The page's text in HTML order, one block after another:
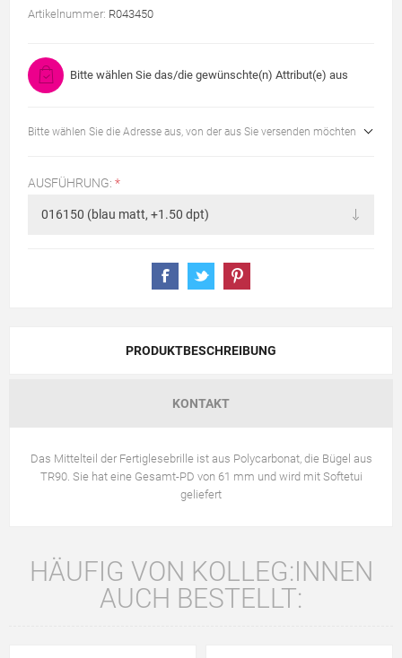
Artikelnummer: R043450
Bitte wählen Sie das/die gewünschte(n) Attribut(e) aus
Bitte wählen Sie die Adresse aus, von der aus Sie versenden möchten
AUSFÜHRUNG: *
PRODUKTBESCHREIBUNG
KONTAKT
Das Mittelteil der Fertiglesebrille ist aus Polycarbonat, die Bügel aus
TR90. Sie hat eine Gesamt-PD von 61 mm und wird mit Softetui
geliefert
HÄUFIG VON KOLLEG:INNEN
AUCH BESTELLT: